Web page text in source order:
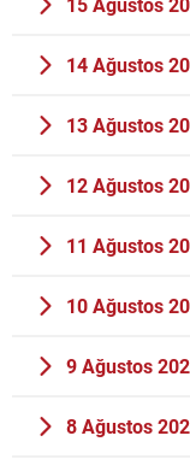
14 Ağustos
13 Ağustos
12 Ağustos
11 Ağustos
10 Ağustos
9 Ağustos
8 Ağustos